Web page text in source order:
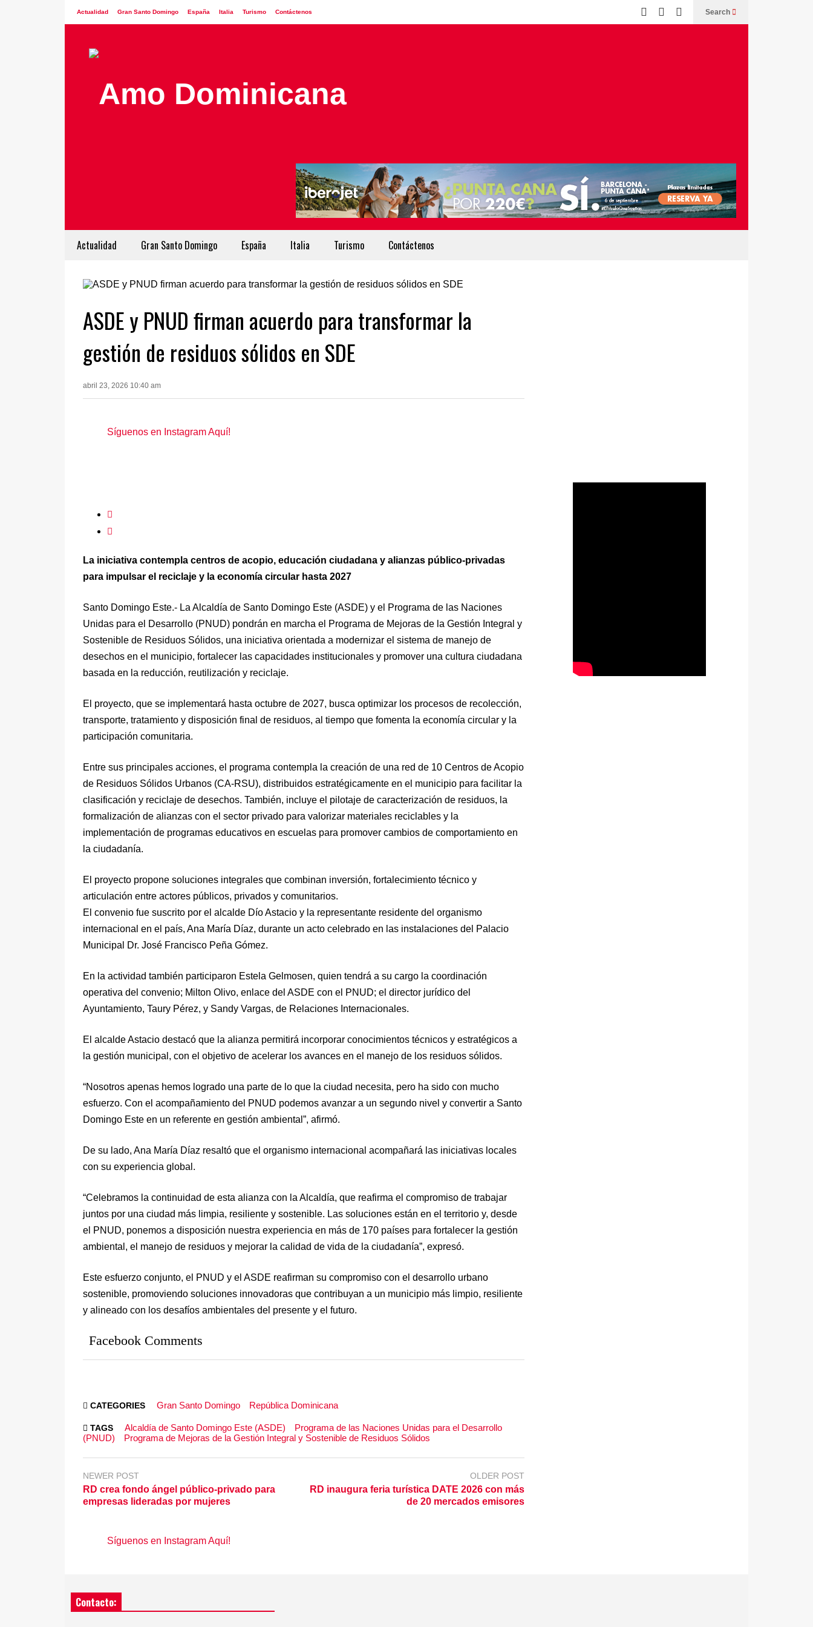
Actualidad Gran Santo Domingo España Italia Turismo Contáctenos Search
Actualidad Gran Santo Domingo España Italia Turismo Contáctenos
ASDE y PNUD firman acuerdo para transformar la
gestión de residuos sólidos en SDE
abril 23, 2026 10:40 am
Síguenos en Instagram Aquí!
La iniciativa contempla centros de acopio, educación ciudadana y alianzas público-privadas
para impulsar el reciclaje y la economía circular hasta 2027
Santo Domingo Este.- La Alcaldía de Santo Domingo Este (ASDE) y el Programa de las Naciones
Unidas para el Desarrollo (PNUD) pondrán en marcha el Programa de Mejoras de la Gestión Integral y
Sostenible de Residuos Sólidos, una iniciativa orientada a modernizar el sistema de manejo de
desechos en el municipio, fortalecer las capacidades institucionales y promover una cultura ciudadana
basada en la reducción, reutilización y reciclaje.
El proyecto, que se implementará hasta octubre de 2027, busca optimizar los procesos de recolección,
transporte, tratamiento y disposición final de residuos, al tiempo que fomenta la economía circular y la
participación comunitaria.
Entre sus principales acciones, el programa contempla la creación de una red de 10 Centros de Acopio
de Residuos Sólidos Urbanos (CA-RSU), distribuidos estratégicamente en el municipio para facilitar la
clasificación y reciclaje de desechos. También, incluye el pilotaje de caracterización de residuos, la
formalización de alianzas con el sector privado para valorizar materiales reciclables y la
implementación de programas educativos en escuelas para promover cambios de comportamiento en
la ciudadanía.
El proyecto propone soluciones integrales que combinan inversión, fortalecimiento técnico y
articulación entre actores públicos, privados y comunitarios.
El convenio fue suscrito por el alcalde Dío Astacio y la representante residente del organismo
internacional en el país, Ana María Díaz, durante un acto celebrado en las instalaciones del Palacio
Municipal Dr. José Francisco Peña Gómez.
En la actividad también participaron Estela Gelmosen, quien tendrá a su cargo la coordinación
operativa del convenio; Milton Olivo, enlace del ASDE con el PNUD; el director jurídico del
Ayuntamiento, Taury Pérez, y Sandy Vargas, de Relaciones Internacionales.
El alcalde Astacio destacó que la alianza permitirá incorporar conocimientos técnicos y estratégicos a
la gestión municipal, con el objetivo de acelerar los avances en el manejo de los residuos sólidos.
“Nosotros apenas hemos logrado una parte de lo que la ciudad necesita, pero ha sido con mucho
esfuerzo. Con el acompañamiento del PNUD podemos avanzar a un segundo nivel y convertir a Santo
Domingo Este en un referente en gestión ambiental”, afirmó.
De su lado, Ana María Díaz resaltó que el organismo internacional acompañará las iniciativas locales
con su experiencia global.
“Celebramos la continuidad de esta alianza con la Alcaldía, que reafirma el compromiso de trabajar
juntos por una ciudad más limpia, resiliente y sostenible. Las soluciones están en el territorio y, desde
el PNUD, ponemos a disposición nuestra experiencia en más de 170 países para fortalecer la gestión
ambiental, el manejo de residuos y mejorar la calidad de vida de la ciudadanía”, expresó.
Este esfuerzo conjunto, el PNUD y el ASDE reafirman su compromiso con el desarrollo urbano
sostenible, promoviendo soluciones innovadoras que contribuyan a un municipio más limpio, resiliente
y alineado con los desafíos ambientales del presente y el futuro.
Facebook Comments
CATEGORIES Gran Santo Domingo República Dominicana
TAGS Alcaldía de Santo Domingo Este (ASDE)
Programa de las Naciones Unidas para el Desarrollo
(PNUD)
Programa de Mejoras de la Gestión Integral y Sostenible de Residuos Sólidos
NEWER POST
RD crea fondo ángel público-privado para
empresas lideradas por mujeres
OLDER POST
RD inaugura feria turística DATE 2026 con más
de 20 mercados emisores
Síguenos en Instagram Aquí!
Contacto: